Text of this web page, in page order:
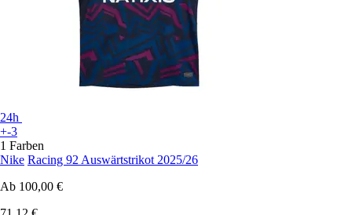
24h
+-3
1 Farben
Nike Racing 92 Auswärtstrikot 2025/26
Ab 100,00 €